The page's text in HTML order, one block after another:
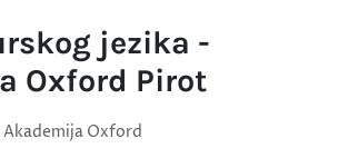
jezika -
Oxford Pirot
Akademija Oxford